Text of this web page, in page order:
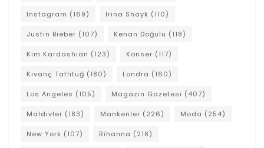
Instagram (169) Irina Shayk (110)
Justin Bieber (107) Kenan Doğulu (118)
Kim Kardashian (123) Konser (117)
Kıvanç Tatlıtuğ (180) Londra (160)
Los Angeles (105) Magazin Gazetesi (407)
Maldivler (183) Mankenler (226) Moda (254)
New York (107) Rihanna (218)